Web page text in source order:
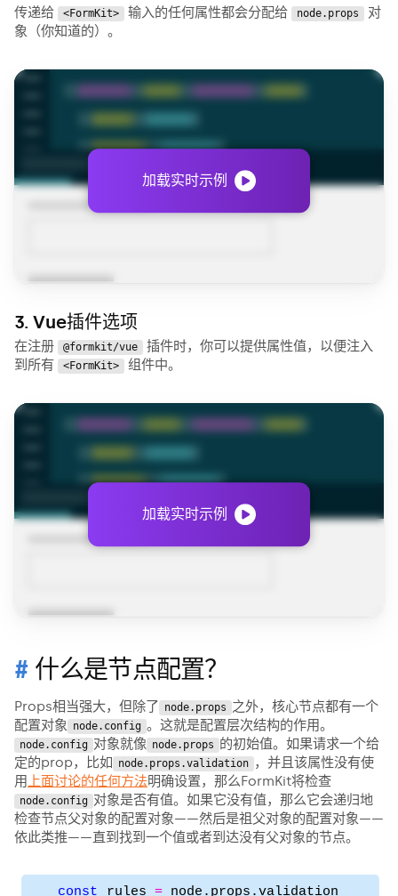
传递给 <FormKit> 输入的任何属性都会分配给 node.props
对
象（你知道的）。
加载实时示例
3. Vue插件选项
在注册 @formkit/vue
插件时，你可以提供属性值，以便注入
到所有
<FormKit> 组件中。
加载实时示例
什么是节点配置？
Props相当强大，但除了 node.props 之外，核心节点都有一个
配置对象
node.config 。这就是配置层次结构的作用。
node.config 对象就像 node.props 的初始值。如果请求一个给
定的prop，比如 node.props.validation ，并且该属性没有使
用 上面讨论的任何方法明确设置，那么FormKit将检查
node.config 对象是否有值。如果它没有值，那么它会递归地
检查节点父对象的配置对象——然后是祖父对象的配置对象——
依此类推——直到找到一个值或者到达没有父对象的节点。